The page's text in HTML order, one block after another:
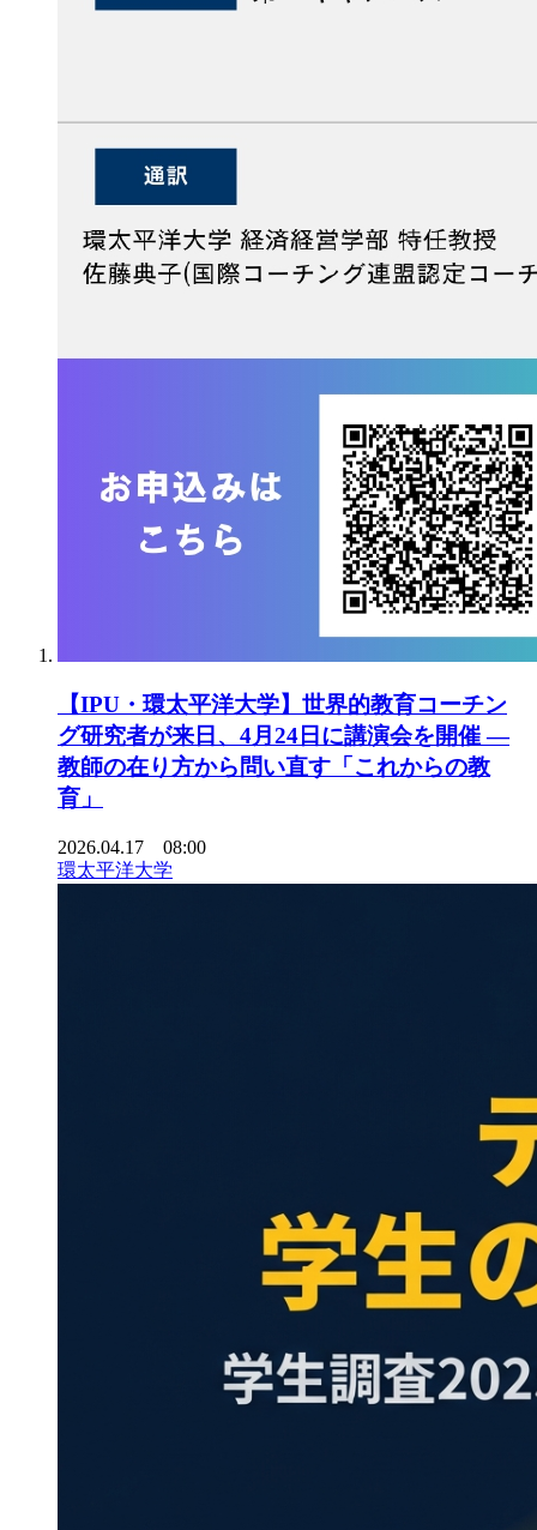
【IPU・環太平洋大学】世界的教育コーチン
グ研究者が来日、4月24日に講演会を開催 ―
教師の在り方から問い直す「これからの教
育」
2026.04.17 08:00
環太平洋大学